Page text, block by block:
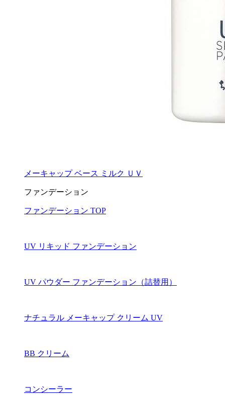
メーキャップ ベース ミルク ＵＶ
ファンデーション
ファンデーション TOP
UV リキッド ファンデーション
UV パウダー ファンデーション（詰替用）
ナチュラル メーキャップ クリーム UV
BB クリーム
コンシーラー